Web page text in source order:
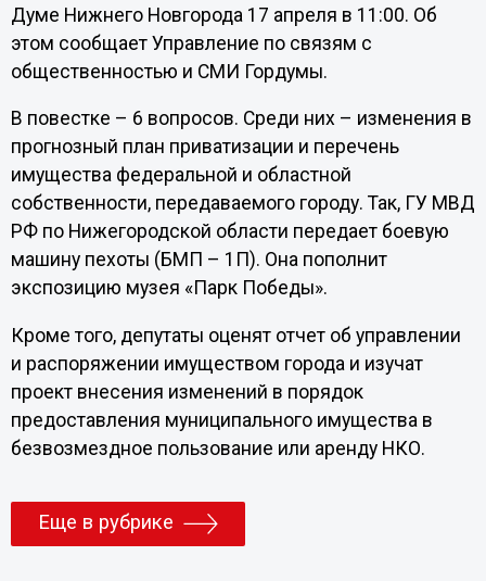
Думе Нижнего Новгорода 17 апреля в 11:00. Об
этом сообщает Управление по связям с
общественностью и СМИ Гордумы.
В повестке – 6 вопросов. Среди них – изменения в
прогнозный план приватизации и перечень
имущества федеральной и областной
собственности, передаваемого городу. Так, ГУ МВД
РФ по Нижегородской области передает боевую
машину пехоты (БМП – 1П). Она пополнит
экспозицию музея «Парк Победы».
Кроме того, депутаты оценят отчет об управлении
и распоряжении имуществом города и изучат
проект внесения изменений в порядок
предоставления муниципального имущества в
безвозмездное пользование или аренду НКО.
Еще в рубрике